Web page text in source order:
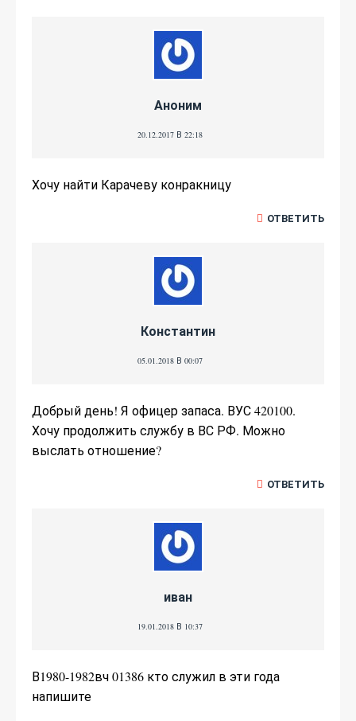
Аноним
20.12.2017 В 22:18
Хочу найти Карачеву конракницу
ОТВЕТИТЬ
Константин
05.01.2018 В 00:07
Добрый день! Я офицер запаса. ВУС 420100.
Хочу продолжить службу в ВС РФ. Можно
выслать отношение?
ОТВЕТИТЬ
иван
19.01.2018 В 10:37
В1980-1982вч 01386 кто служил в эти года
напишите